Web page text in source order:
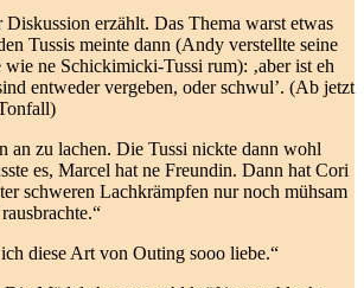
erzählt. Das Thema warst etwas
Tussis meinte dann (Andy verstellte seine
ne Schickimicki-Tussi rum): ‚aber ist eh
entweder vergeben, oder schwul’. (Ab jetzt
an zu lachen. Die Tussi nickte dann wohl
es, Marcel hat ne Freundin. Dann hat Cori
schweren Lachkrämpfen nur noch mühsam
diese Art von Outing sooo liebe.“